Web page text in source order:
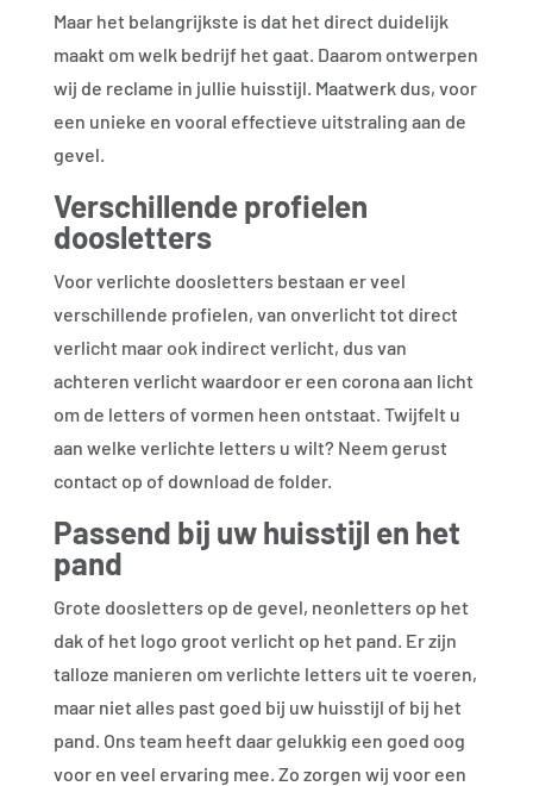
Maar het belangrijkste is dat het direct duidelijk
maakt om welk bedrijf het gaat. Daarom ontwerpen
wij de reclame in jullie huisstijl. Maatwerk dus, voor
een unieke en vooral effectieve uitstraling aan de
gevel.
Verschillende profielen
doosletters
Voor verlichte doosletters bestaan er veel
verschillende profielen, van onverlicht tot direct
verlicht maar ook indirect verlicht, dus van
achteren verlicht waardoor er een corona aan licht
om de letters of vormen heen ontstaat. Twijfelt u
aan welke verlichte letters u wilt? Neem gerust
contact op of download de folder.
Passend bij uw huisstijl en het
pand
Grote doosletters op de gevel, neonletters op het
dak of het logo groot verlicht op het pand. Er zijn
talloze manieren om verlichte letters uit te voeren,
maar niet alles past goed bij uw huisstijl of bij het
pand. Ons team heeft daar gelukkig een goed oog
voor en veel ervaring mee. Zo zorgen wij voor een